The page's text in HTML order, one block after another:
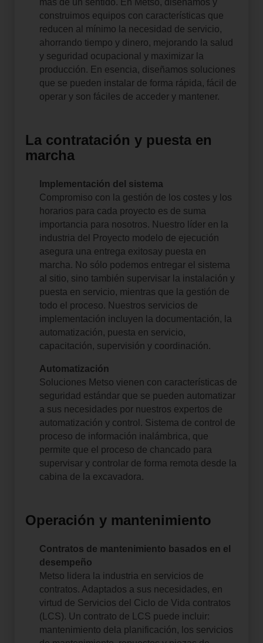
construimos equipos con características que
reducen al mínimo la necesidad de servicio,
ahorrando tiempo y dinero, mejorando la salud
y seguridad ocupacional y maximizar la
producción. En esencia, diseñamos soluciones
que se pueden instalar de forma rápida, fácil de
operar y son fáciles de acceder y mantener.
La contratación y puesta en
marcha
Implementación del sistema
Compromiso con la gestión de los costes y los
horarios para cada proyecto es de suma
importancia para nosotros. Nuestro líder en la
industria del Proyecto modelo de ejecución
asegura una entrega exitosay puesta en
marcha. No sólo podemos entregar el sistema
al sitio, sino también supervisar la instalación y
puesta en servicio, mientras que la gestión de
todo el proceso. Nuestros servicios de
implementación incluyen la documentación, la
automatización, puesta en servicio,
capacitación, supervisión y coordinación.
Automatización
Soluciones Metso vienen con características de
seguridad estándar que se pueden automatizar
a sus necesidades por nuestros expertos de
automatización y control. Sistema de control de
proceso de información inalámbrica, que
permite que el proceso de chancado para
supervisar y controlar de forma remota desde la
cabina de la excavadora.
Operación y mantenimiento
Contratos de mantenimiento basados ​​en el
desempeño
Metso lidera la industria en servicios de
contratos. Adaptados a sus necesidades, en
virtud de Servicios del Ciclo de Vida contratos
(LCS). Un contrato de LCS puede incluir:
mantenimiento de la planificación, los servicios